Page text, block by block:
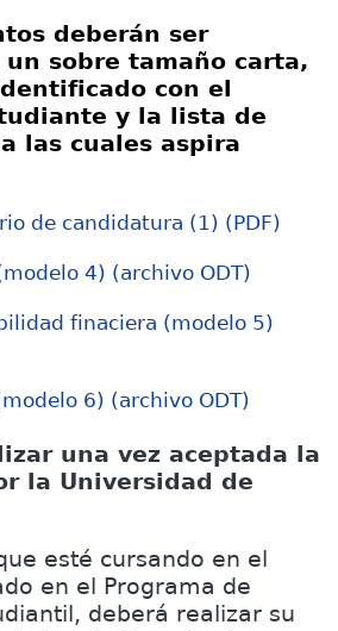
deberán ser
sobre tamaño carta,
con el
y la lista de
las cuales aspira
de candidatura (1) (PDF)
4) (archivo ODT)
finaciera (modelo 5)
6) (archivo ODT)
una vez aceptada la
la Universidad de
esté cursando en el
en el Programa de
deberá realizar su